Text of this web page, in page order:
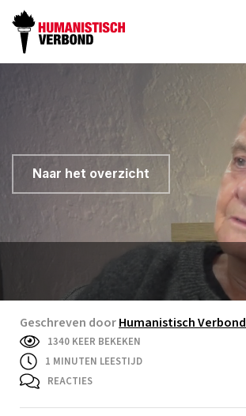
Naar het overzicht
Geschreven doorHumanistisch Verbond
1340 KEER BEKEKEN
1 MINUTEN LEESTIJD
REACTIES